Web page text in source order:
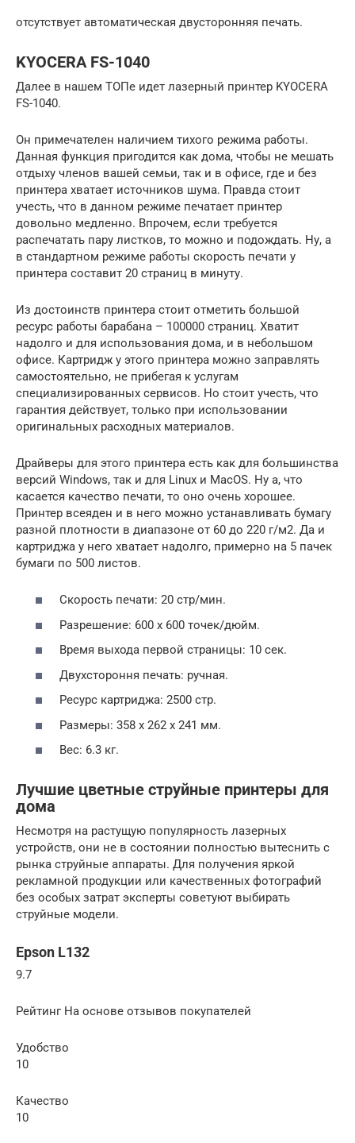
отсутствует автоматическая двусторонняя печать.
KYOCERA FS-1040
Далее в нашем ТОПе идет лазерный принтер KYOCERA
FS-1040.
Он примечателен наличием тихого режима работы.
Данная функция пригодится как дома, чтобы не мешать
отдыху членов вашей семьи, так и в офисе, где и без
принтера хватает источников шума. Правда стоит
учесть, что в данном режиме печатает принтер
довольно медленно. Впрочем, если требуется
распечатать пару листков, то можно и подождать. Ну, а
в стандартном режиме работы скорость печати у
принтера составит 20 страниц в минуту.
Из достоинств принтера стоит отметить большой
ресурс работы барабана – 100000 страниц. Хватит
надолго и для использования дома, и в небольшом
офисе. Картридж у этого принтера можно заправлять
самостоятельно, не прибегая к услугам
специализированных сервисов. Но стоит учесть, что
гарантия действует, только при использовании
оригинальных расходных материалов.
Драйверы для этого принтера есть как для большинства
версий Windows, так и для Linux и MacOS. Ну а, что
касается качество печати, то оно очень хорошее.
Принтер всеяден и в него можно устанавливать бумагу
разной плотности в диапазоне от 60 до 220 г/м2. Да и
картриджа у него хватает надолго, примерно на 5 пачек
бумаги по 500 листов.
Скорость печати: 20 стр/мин.
Разрешение: 600 х 600 точек/дюйм.
Время выхода первой страницы: 10 сек.
Двухстороння печать: ручная.
Ресурс картриджа: 2500 стр.
Размеры: 358 х 262 х 241 мм.
Вес: 6.3 кг.
Лучшие цветные струйные принтеры для
дома
Несмотря на растущую популярность лазерных
устройств, они не в состоянии полностью вытеснить с
рынка струйные аппараты. Для получения яркой
рекламной продукции или качественных фотографий
без особых затрат эксперты советуют выбирать
струйные модели.
Epson L132
9.7
Рейтинг На основе отзывов покупателей
Удобство
10
Качество
10